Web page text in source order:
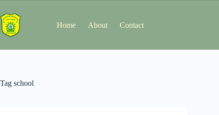
Home About Contact
Tag school